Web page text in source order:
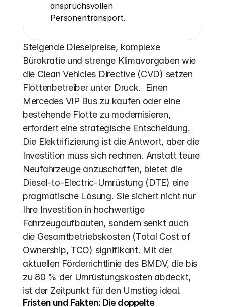
anspruchsvollen
Personentransport.
Steigende Dieselpreise, komplexe
Bürokratie und strenge Klimavorgaben wie
die Clean Vehicles Directive (CVD) setzen
Flottenbetreiber unter Druck.  Einen
Mercedes VIP Bus zu kaufen oder eine
bestehende Flotte zu modernisieren,
erfordert eine strategische Entscheidung.
Die Elektrifizierung ist die Antwort, aber die
Investition muss sich rechnen. Anstatt teure
Neufahrzeuge anzuschaffen, bietet die
Diesel-to-Electric-Umrüstung (DTE) eine
pragmatische Lösung. Sie sichert nicht nur
Ihre Investition in hochwertige
Fahrzeugaufbauten, sondern senkt auch
die Gesamtbetriebskosten (Total Cost of
Ownership, TCO) signifikant. Mit der
aktuellen Förderrichtlinie des BMDV, die bis
zu 80 % der Umrüstungskosten abdeckt,
ist der Zeitpunkt für den Umstieg ideal.
Fristen und Fakten: Die doppelte